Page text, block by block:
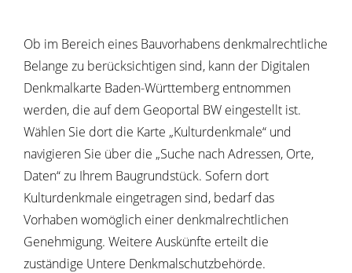
Ob im Bereich eines Bauvorhabens denkmalrechtliche
Belange zu berücksichtigen sind, kann der Digitalen
Denkmalkarte Baden-Württemberg entnommen
werden, die auf dem Geoportal BW eingestellt ist.
Wählen Sie dort die Karte „Kulturdenkmale“ und
navigieren Sie über die „Suche nach Adressen, Orte,
Daten“ zu Ihrem Baugrundstück. Sofern dort
Kulturdenkmale eingetragen sind, bedarf das
Vorhaben womöglich einer denkmalrechtlichen
Genehmigung. Weitere Auskünfte erteilt die
zuständige Untere Denkmalschutzbehörde.